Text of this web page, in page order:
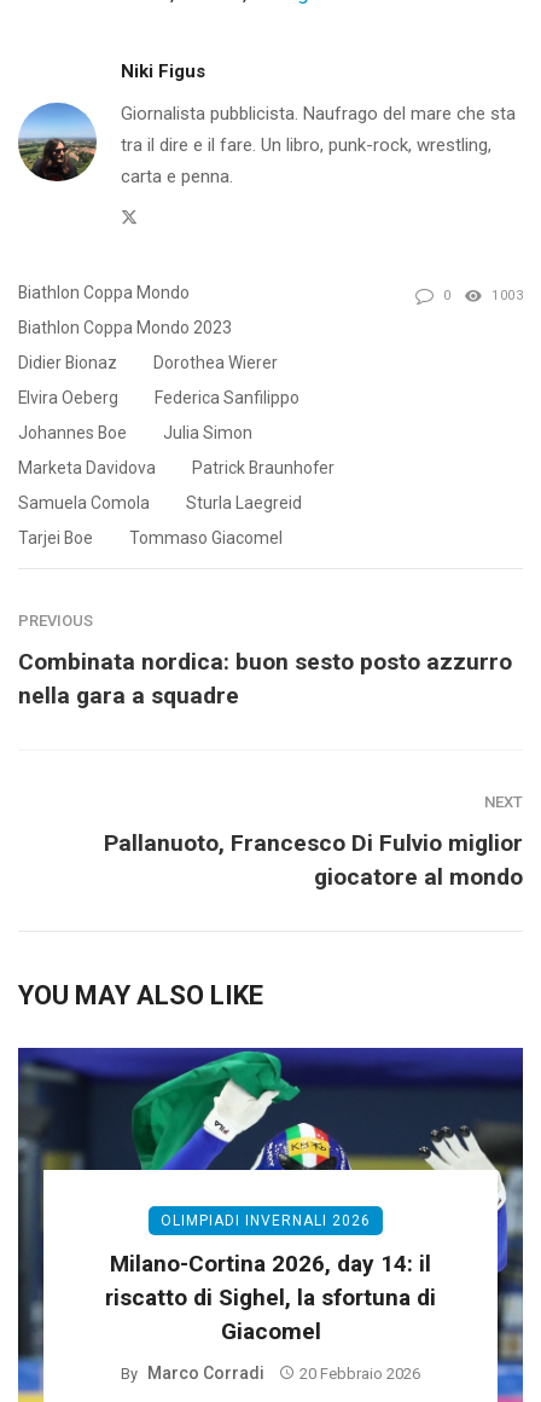
Niki Figus
Giornalista pubblicista. Naufrago del mare che sta
tra il dire e il fare. Un libro, punk-rock, wrestling,
carta e penna.
Biathlon Coppa Mondo
Biathlon Coppa Mondo 2023
Didier Bionaz
Dorothea Wierer
Elvira Oeberg
Federica Sanfilippo
Johannes Boe
Julia Simon
Marketa Davidova
Patrick Braunhofer
Samuela Comola
Sturla Laegreid
Tarjei Boe
Tommaso Giacomel
0 1003
PREVIOUS
Combinata nordica: buon sesto posto azzurro
nella gara a squadre
NEXT
Pallanuoto, Francesco Di Fulvio miglior
giocatore al mondo
YOU MAY ALSO LIKE
OLIMPIADI INVERNALI 2026
Milano-Cortina 2026, day 14: il
riscatto di Sighel, la sfortuna di
Giacomel
By Marco Corradi 20 Febbraio 2026